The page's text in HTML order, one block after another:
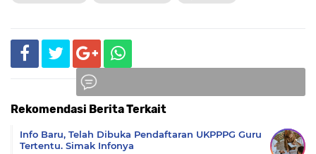
Rekomendasi Berita Terkait
Info Baru, Telah Dibuka Pendaftaran UKPPPG Guru
Tertentu. Simak Infonya